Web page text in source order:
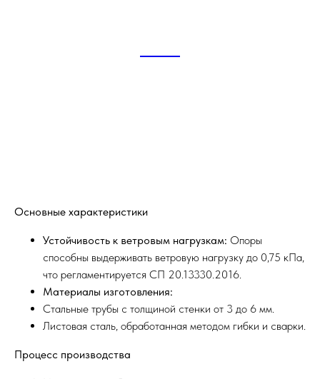
Основные характеристики
Устойчивость к ветровым нагрузкам: Опоры
способны выдерживать ветровую нагрузку до 0,75 кПа,
что регламентируется СП 20.13330.2016.
Материалы изготовления:
Стальные трубы с толщиной стенки от 3 до 6 мм.
Листовая сталь, обработанная методом гибки и сварки.
Процесс производства